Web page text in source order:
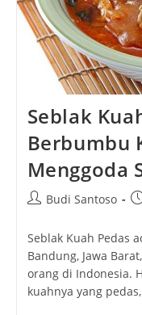
Seblak
Berbumbu
Menggoda
PostBudi Santoso
Seblak Kuah Pedas
Bandung, Jawa
orang di Indonesia.
kuahnya yang